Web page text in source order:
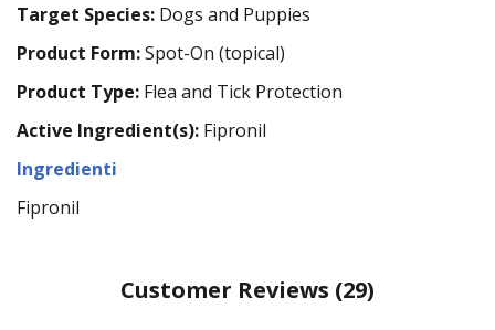
Target Species: Dogs and Puppies
Product Form:Spot-On (topical)
Product Type: Flea and Tick Protection
Active Ingredient(s): Fipronil
Ingredienti
Fipronil
Customer Reviews (29)